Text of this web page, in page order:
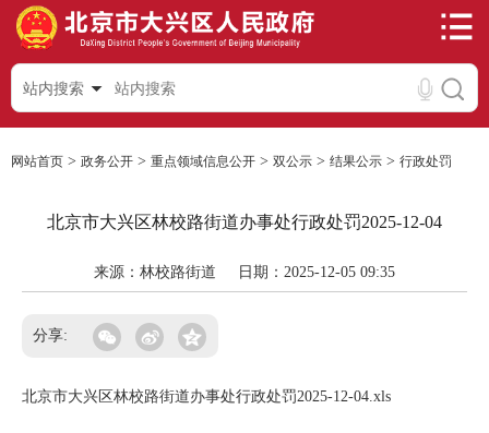
站内搜索
网站首页 > 政务公开 > 重点领域信息公开 > 双公示 > 结果公示 > 行政处罚
北京市大兴区林校路街道办事处行政处罚2025-12-04
来源：林校路街道 日期：2025-12-05 09:35
分享:
北京市大兴区林校路街道办事处行政处罚2025-12-04.xls